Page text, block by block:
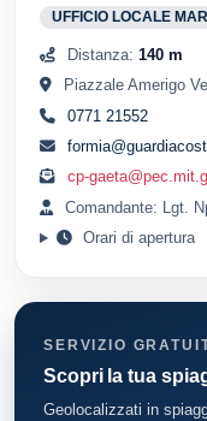
UFFICIO LOCALE
Distanza: 140 m
Piazzale Amerigo
0771 21552
cp-
Comandante: Lgt.
Orari di apertura
SERVIZIO
Scopri la tua
Geolocalizzati in